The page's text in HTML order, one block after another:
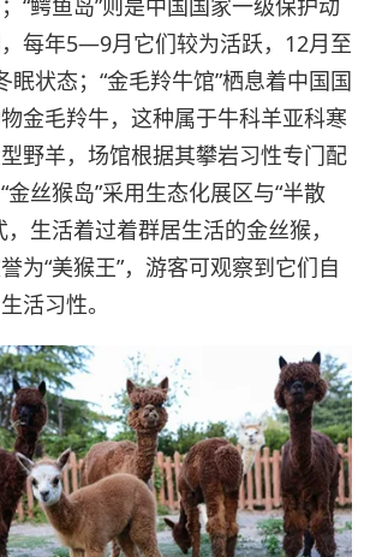
“鳄鱼岛”则是中国国家一级保护动
每年5—9月它们较为活跃，12月至
眠状态；“金毛羚牛馆”栖息着中国国
金毛羚牛，这种属于牛科羊亚科寒
野羊，场馆根据其攀岩习性专门配
金丝猴岛”采用生态化展区与“半散
生活着过着群居生活的金丝猴，
为“美猴王”，游客可观察到它们自
活习性。